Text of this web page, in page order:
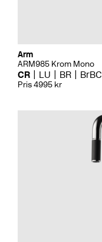
Arm
ARM985 Krom Mono
CR LU BR BrBC
Pris 4995 kr